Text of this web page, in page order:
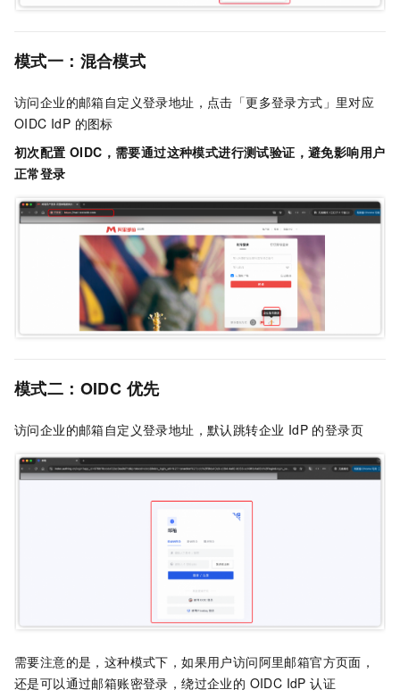
模式一：混合模式
访问企业的邮箱自定义登录地址，点击「更多登录方式」里对应
OIDC IdP 的图标
初次配置 OIDC，需要通过这种模式进行测试验证，避免影响用户
正常登录
模式二：OIDC 优先
访问企业的邮箱自定义登录地址，默认跳转企业 IdP 的登录页
需要注意的是，这种模式下，如果用户访问阿里邮箱官方页面，
还是可以通过邮箱账密登录，绕过企业的 OIDC IdP 认证